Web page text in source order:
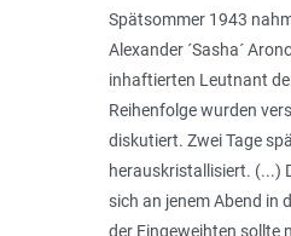
Spätsommer 1943
Alexander ´Sasha´
inhaftierten Leutnant
Reihenfolge wurden
diskutiert. Zwei Tage
herauskristallisiert. (...)
sich an jenem Abend in
der Eingeweihten sollte